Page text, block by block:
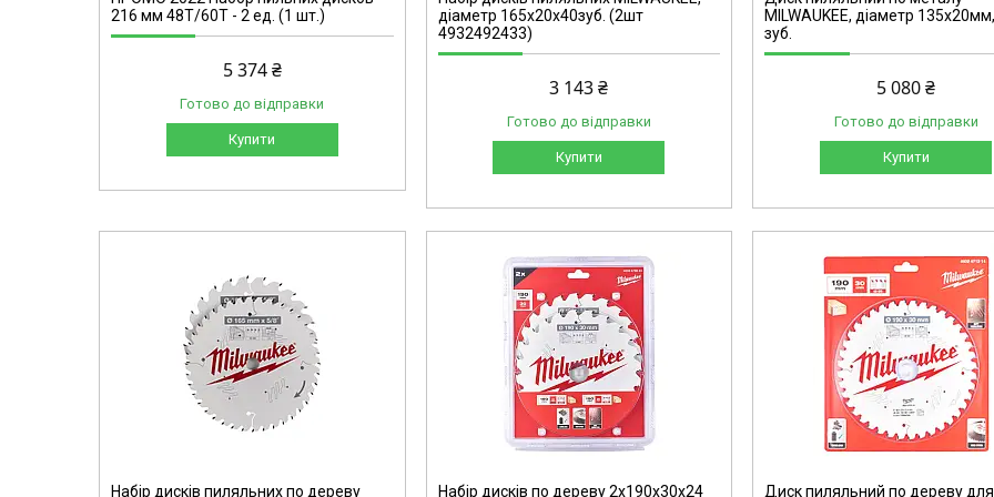
216 мм 48T/60T - 2 ед. (1 шт.)
5 374 ₴
Готово до відправки
Купити
діаметр 165х20х40зуб. (2шт
4932492433)
3 143 ₴
Готово до відправки
Купити
MILWAUKEE, діаметр
зуб.
5 080 ₴
Готово до відправки
Купити
Набір дисків пиляльних по дереву
4932479804
Набір дисків по дереву 2x190x30x24
4932471314
Диск пиляльний по дереву для